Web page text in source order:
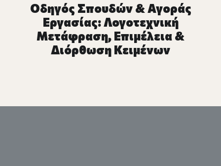
Οδηγός Σπουδών & Αγοράς
Εργασίας: Λογοτεχνική
Μετάφραση, Επιμέλεια &
Διόρθωση Κειμένων